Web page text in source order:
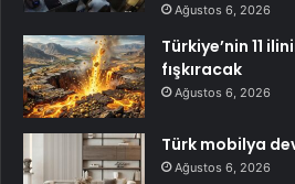
Ağustos 6, 2026
Türkiye’nin 11
fışkıracak
Ağustos 6, 2026
Türk mobilya
Ağustos 6, 2026